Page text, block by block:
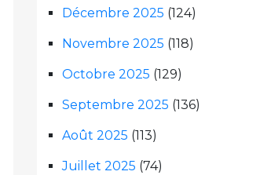
Décembre 2025 (124)
Novembre 2025 (118)
Octobre 2025 (129)
Septembre 2025 (136)
Août 2025 (113)
Juillet 2025 (74)